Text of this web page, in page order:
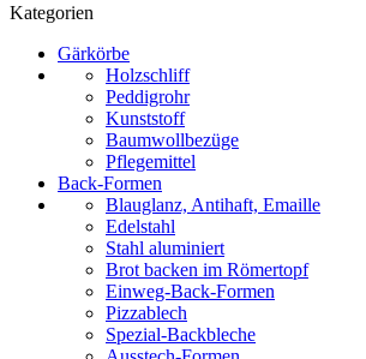
Kategorien
Gärkörbe
Holzschliff
Peddigrohr
Kunststoff
Baumwollbezüge
Pflegemittel
Back-Formen
Blauglanz, Antihaft, Emaille
Edelstahl
Stahl aluminiert
Brot backen im Römertopf
Einweg-Back-Formen
Pizzablech
Spezial-Backbleche